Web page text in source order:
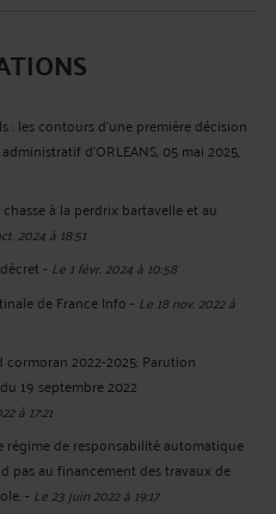
: les contours d’une première décision
d’ORLEANS, 05 mai 2025,
à la perdrix bartavelle et au
2024 à 18:51
- Le 1 févr. 2024 à 10:58
de France Info- Le 18 nov. 2022 à
2022-2025: Parution
19 septembre 2022
à 17:21
régime de responsabilité automatique
pas au financement des travaux de
- Le 23 juin 2022 à 19:17